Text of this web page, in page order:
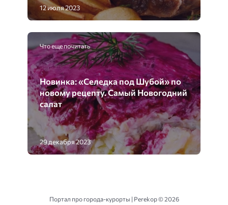
12 июля 2023
Что еще почитать
Новинка: «Селедка под Шубой» по
новому рецепту. Самый Новогодний
салат
29 декабря 2023
Портал про города-курорты | Perekop ©2026